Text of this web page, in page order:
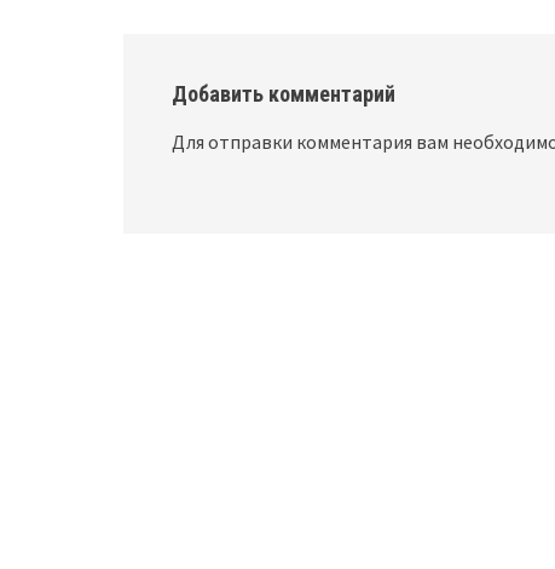
Добавить комментарий
Для отправки комментария вам